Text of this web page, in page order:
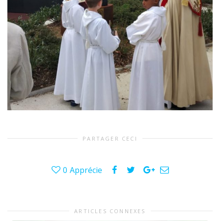
PARTAGER CECI
0 Apprécie
ARTICLES CONNEXES